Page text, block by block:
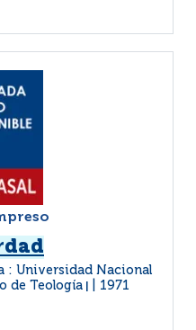
: Universidad Nacional
de Teología
1971